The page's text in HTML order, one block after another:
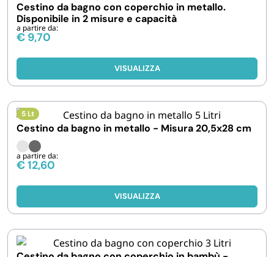
Cestino da bagno con coperchio in metallo.
Disponibile in 2 misure e capacità
a partire da:
€ 9,70
VISUALIZZA
5 Lt
Cestino da bagno in metallo - Misura 20,5x28 cm
a partire da:
€12,60
VISUALIZZA